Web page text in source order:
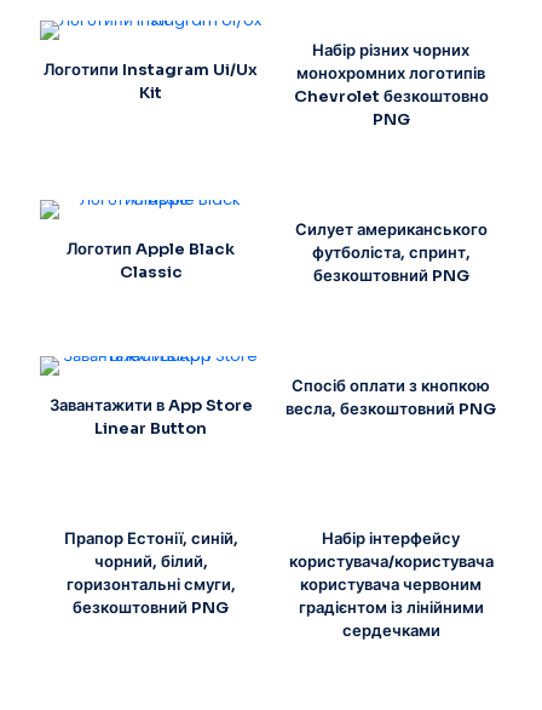
Логотипи Instagram Ui/Ux
Kit
Набір різних чорних
монохромних логотипів
Chevrolet безкоштовно
PNG
Логотип Apple Black
Classic
Силует американського
футболіста, спринт,
безкоштовний PNG
Завантажити в App Store
Linear Button
Спосіб оплати з кнопкою
весла, безкоштовний PNG
Прапор Естонії, синій,
чорний, білий,
горизонтальні смуги,
безкоштовний PNG
Набір інтерфейсу
користувача/користувача
користувача червоним
градієнтом із лінійними
сердечками